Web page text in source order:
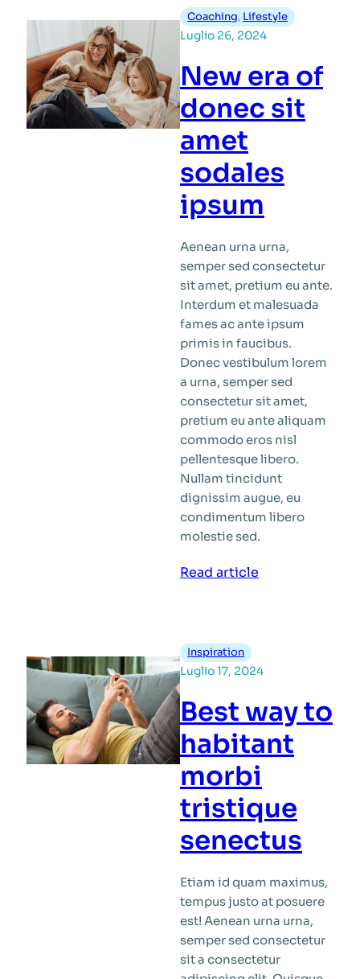
vitae
arcu
consequat
Coaching, Lifestyle
Luglio 26, 2024
New era of
donec sit
amet
sodales
ipsum
Aenean urna urna,
semper sed consectetur
sit amet, pretium eu ante.
Interdum et malesuada
fames ac ante ipsum
primis in faucibus.
Donec vestibulum lorem
a urna, semper sed
consectetur sit amet,
pretium eu ante aliquam
commodo eros nisl
pellentesque libero.
Nullam tincidunt
dignissim augue, eu
condimentum libero
molestie sed.
Read article
sit
sodales
ipsum
Inspiration
Luglio 17, 2024
Best way to
habitant
morbi
tristique
senectus
Etiam id quam maximus,
tempus justo at posuere
est! Aenean urna urna,
semper sed consectetur
sit a consectetur